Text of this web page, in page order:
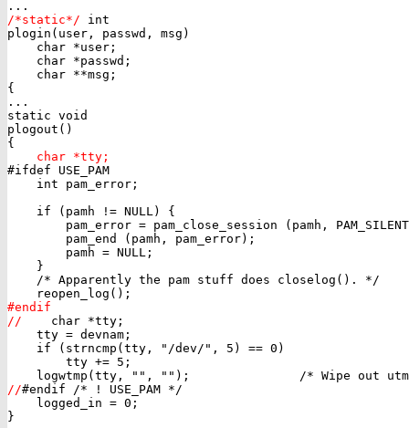
/*static*/ int
plogin(user, passwd, msg)
    char *user;
    char *passwd;
    char **msg;
{
...
static void
plogout()
{
char *tty;
#ifdef USE_PAM
    int pam_error;
    if (pamh != NULL) {
pam_error = pam_close_session (pamh,
        pam_end (pamh, pam_error);
        pamh = NULL;
    }
    /* Apparently the pam stuff does closelog(). */
#endif
//
    char *tty;
    tty = devnam;
    if (strncmp(tty, "/dev/", 5) == 0)
        tty += 5;
//#endif /* ! USE_PAM */
    logged_in = 0;
}